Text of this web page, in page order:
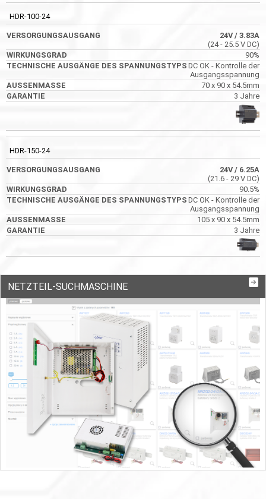
HDR-100-24
24V/ 3.83A
(24 - 25.5 V DC)
90%
DC OK - Kontrolle der
Ausgangsspannung
70 x 90 x 54.5mm
3 Jahre
HDR-150-24
24V/ 6.25A
(21.6 - 29 V DC)
90.5%
DC OK - Kontrolle der
Ausgangsspannung
105 x 90 x 54.5mm
3 Jahre
NETZTEIL-SUCHMASCHINE